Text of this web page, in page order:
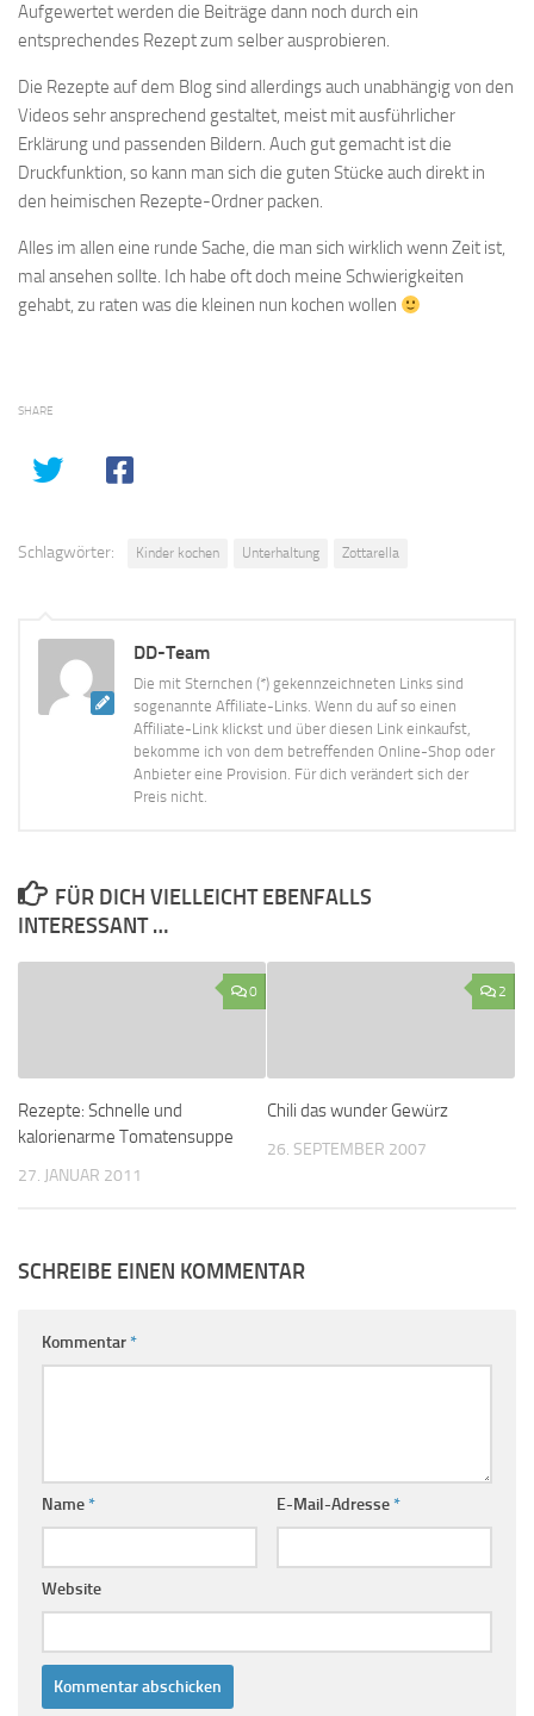
Aufgewertet werden die Beiträge dann noch durch ein
entsprechendes Rezept zum selber ausprobieren.
Die Rezepte auf dem Blog sind allerdings auch unabhängig von den
Videos sehr ansprechend gestaltet, meist mit ausführlicher
Erklärung und passenden Bildern. Auch gut gemacht ist die
Druckfunktion, so kann man sich die guten Stücke auch direkt in
den heimischen Rezepte-Ordner packen.
Alles im allen eine runde Sache, die man sich wirklich wenn Zeit ist,
mal ansehen sollte. Ich habe oft doch meine Schwierigkeiten
gehabt, zu raten was die kleinen nun kochen wollen
SHARE
Schlagwörter: Kinder kochen Unterhaltung Zottarella
DD-Team
Die mit Sternchen (*) gekennzeichneten Links sind
sogenannte Affiliate-Links. Wenn du auf so einen
Affiliate-Link klickst und über diesen Link einkaufst,
bekomme ich von dem betreffenden Online-Shop oder
Anbieter eine Provision. Für dich verändert sich der
Preis nicht.
FÜR DICH VIELLEICHT EBENFALLS
INTERESSANT …
0
Rezepte: Schnelle und
kalorienarme Tomatensuppe
27. JANUAR 2011
2
Chili das wunder Gewürz
26. SEPTEMBER 2007
SCHREIBE EINEN KOMMENTAR
Kommentar*
Name* E-Mail-Adresse*
Website